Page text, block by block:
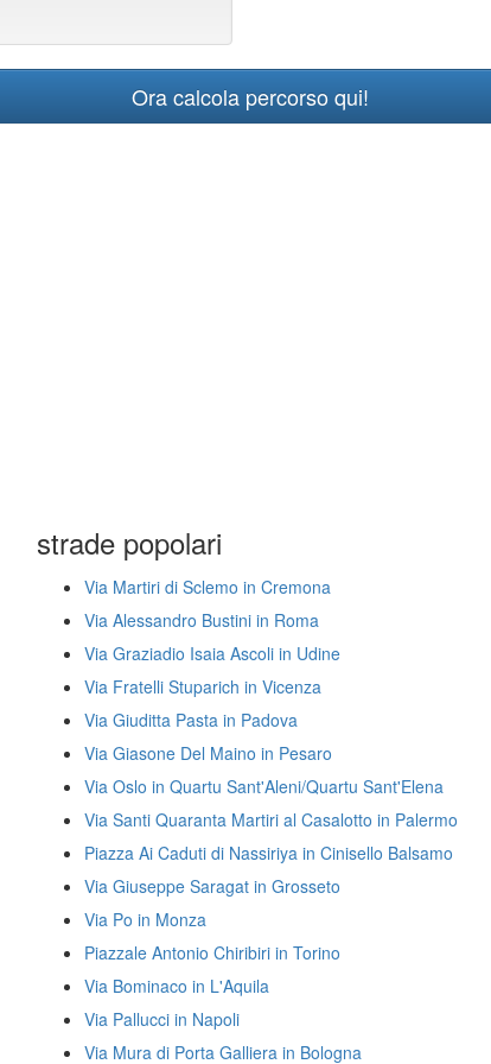
Ora calcola percorso qui!
strade popolari
Via Martiri di Sclemo in Cremona
Via Alessandro Bustini in Roma
Via Graziadio Isaia Ascoli in Udine
Via Fratelli Stuparich in Vicenza
Via Giuditta Pasta in Padova
Via Giasone Del Maino in Pesaro
Via Oslo in Quartu Sant'Aleni/Quartu Sant'Elena
Via Santi Quaranta Martiri al Casalotto in Palermo
Piazza Ai Caduti di Nassiriya in Cinisello Balsamo
Via Giuseppe Saragat in Grosseto
Via Po in Monza
Piazzale Antonio Chiribiri in Torino
Via Bominaco in L'Aquila
Via Pallucci in Napoli
Via Mura di Porta Galliera in Bologna